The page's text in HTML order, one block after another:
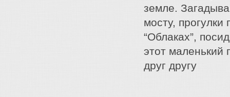
земле.
мосту,
“Облаках”,
этот маленький
друг другу